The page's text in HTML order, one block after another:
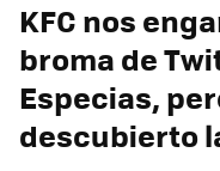
KFC nos
broma de
Especias,
descubierto